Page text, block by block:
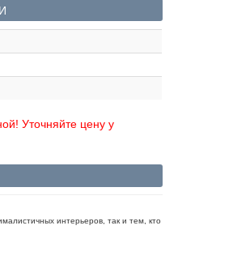
Уточняйте цену у
интерьеров, так и тем, кто